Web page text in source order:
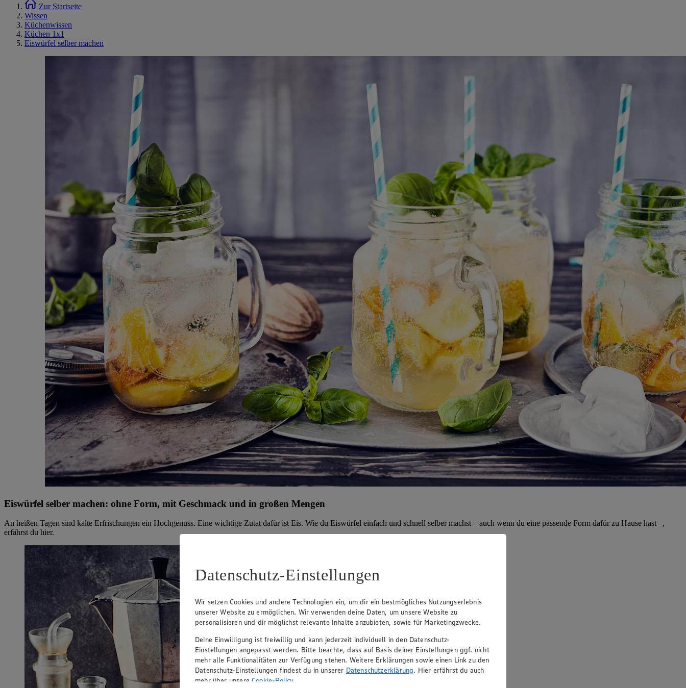
Zur Startseite
Wissen
Küchenwissen
Küchen 1x1
Eiswürfel selber machen
Eiswürfel selber machen: ohne Form, mit Geschmack und in großen Mengen
An heißen Tagen sind kalte Erfrischungen ein Hochgenuss. Eine wichtige Zutat dafür ist Eis. Wie du Eiswürfel einfach und schnell selber machst – auch wenn du eine passende Form dafür zu Hause hast –,
erfährst du hier.
Datenschutz-Einstellungen
Wir setzen Cookies und andere Technologien ein, um dir ein bestmögliches Nutzungserlebnis
unserer Website zu ermöglichen. Wir verwenden deine Daten, um unsere Website zu
personalisieren und dir möglichst relevante Inhalte anzubieten, sowie für Marketingzwecke.
Deine Einwilligung ist freiwillig und kann jederzeit individuell in den Datenschutz-
Einstellungen angepasst werden. Bitte beachte, dass auf Basis deiner Einstellungen ggf. nicht
mehr alle Funktionalitäten zur Verfügung stehen. Weitere Erklärungen sowie einen Link zu den
Datenschutz-Einstellungen findest du in unserer Datenschutzerklärung. Hier erfährst du auch
mehr über unsereCookie-Policy.